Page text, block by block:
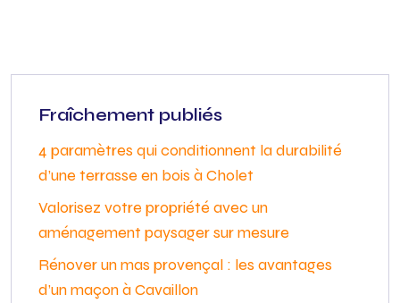
Fraîchement publiés
4 paramètres qui conditionnent la durabilité
d’une terrasse en bois à Cholet
Valorisez votre propriété avec un
aménagement paysager sur mesure
Rénover un mas provençal : les avantages
d’un maçon à Cavaillon